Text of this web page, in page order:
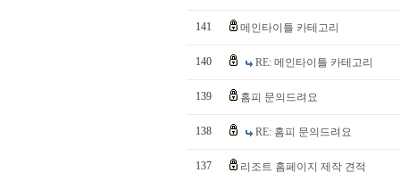
141 메인타이틀 카테고리
140 RE: 메인타이틀 카테고리
139 홈피 문의드려요
138 RE: 홈피 문의드려요
137 리조트 홈페이지 제작 견적